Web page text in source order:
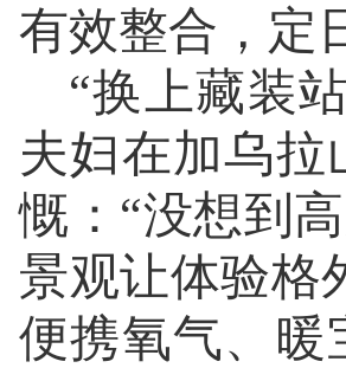
有效整合，定
“换上藏装
夫妇在加乌
慨：“没想到
景观让体验格
便携氧气、暖